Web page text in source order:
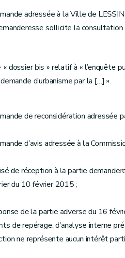
adressée à la Ville de
sollicite la consultation
« dossier bis » relatif à «
d’urbanisme par la […] ».
de reconsidération adressée
d’avis adressée à la
de réception à la partie
du 10 février 2015 ;
de la partie adverse du 16
de repérage, d’analyse interne
ne représente aucun intérêt